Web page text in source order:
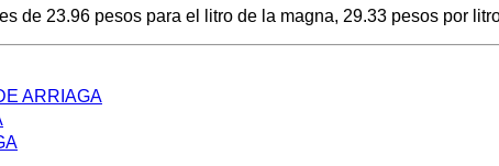
de 23.96 pesos para el litro de la magna, 29.33 pesos por
ARRIAGA